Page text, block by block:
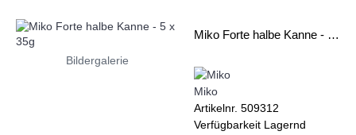
Bildergalerie
Miko Forte halbe Kanne - 5 x 35g
Miko
Artikelnr. 509312
Verfügbarkeit Lagernd